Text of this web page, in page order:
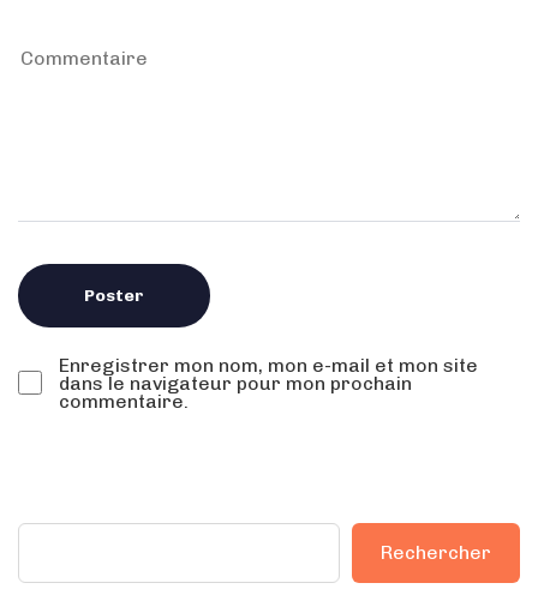
Enregistrer mon nom, mon e-mail et mon site
dans le navigateur pour mon prochain
commentaire.
Rechercher
Rechercher